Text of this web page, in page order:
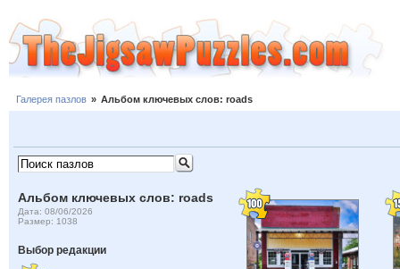
Галерея пазлов » Альбом ключевых слов: roads
Альбом ключевых слов: roads
Дата: 08/06/2026
Размер: 1038
Выбор редакции